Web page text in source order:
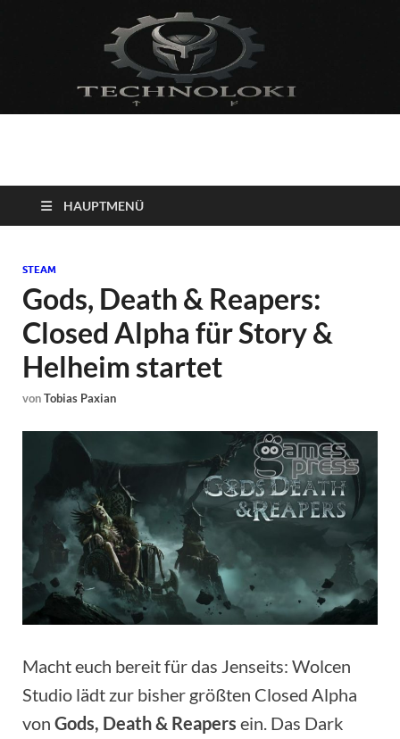
Technoloki: Gaming
und Entertainment
News
Blockbuster, Indie-Perlen und Retro-Klassiker.
HAUPTMENÜ
STEAM
Gods, Death & Reapers:
Closed Alpha für Story &
Helheim startet
vonTobias Paxian
Macht euch bereit für das Jenseits: Wolcen
Studio lädt zur bisher größten Closed Alpha
von Gods, Death & Reapers ein. Das Dark